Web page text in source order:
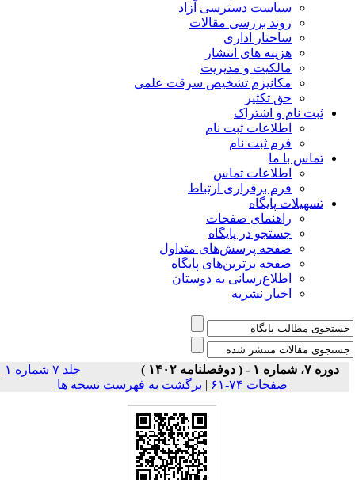
سیاست دسترسی آزاد
روند بررسی مقالات
ساختار اداری
هزینه های انتشار
مالکیت و مدیریت
ﻣﮑﺎﻧﯿﺰم ﺗﺸﺨﯿﺺ ﺳﺮﻗﺖ ﻋﻠﻤﯽ
حق تکثیر
نام و اشتراک
اطلاعات ثبت نام
فرم ثبت نام
با ما
اطلاعات تماس
فرم برقراری ارتباط
پایگاه
راهنمای صفحات
جستجو در پایگاه
صفحه پرسش‌های متداول
صفحه برترین‌های پایگاه
اطلاع‌رسانی به دوستان
اخبار نشریه
جلد ۷ شماره ۱
|برگشت به فهرست نسخه ها